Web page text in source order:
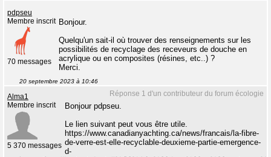
pdpseu
Membre inscrit
70 messages
Bonjour.
Quelqu'un sait-il où trouver des renseignements sur les
possibilités de recyclage des receveurs de douche en
acrylique ou en composites (résines, etc..) ?
Merci.
20 septembre 2023 à 10:46
Réponse 1 d'un contributeur du forum écologie
Alma1
Membre inscrit
5 370 messages
Bonjour pdpseu.
Le lien suivant peut vous être utile.
https://www.canadianyachting.ca/news/francais/la-fibre-
de-verre-est-elle-recyclable-deuxieme-partie-emergence-
d-